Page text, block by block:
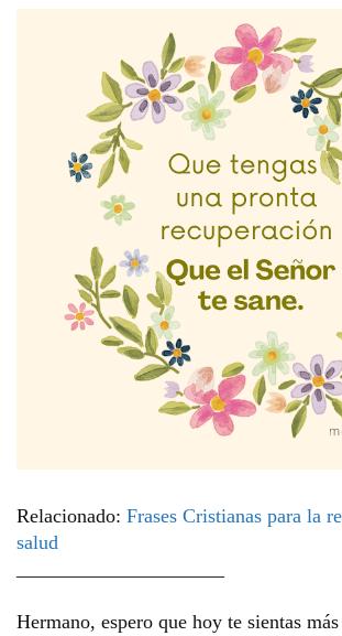
Relacionado: Frases Cristianas para la
salud
Hermano, espero que hoy te sientas